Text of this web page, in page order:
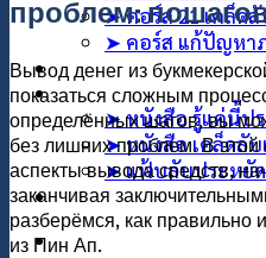
➤ คอร์ส 21 เคล็ด
➤ คอร์ส แก้ปัญหาภ
คอร์สที่ปรึกษา
สินค้า
➤ หนังสือ รู้แค่นี้ป
➤ หนังสือ เคล็ดลั
➤ แฟ้บลับประหยัด
บทความ
แกลอรี่
проблем:
Вывод денег из
показаться сложным
определённых шагов, вы
без лишних проблем. В
аспекты вывода средств,
заканчивая
разберёмся, как правильно
из Пин Ап.